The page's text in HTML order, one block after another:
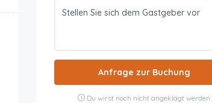
Anfrage zur Buchung
Du wirst noch nicht angeklagt werden.